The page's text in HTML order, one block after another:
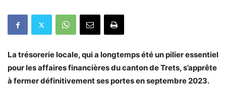
La trésorerie locale, qui a longtemps été un pilier essentiel
pour les affaires financières du canton de Trets, s’apprête
à fermer définitivement ses portes en septembre 2023.